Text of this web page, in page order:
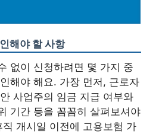
해야 할 사항
없이 신청하려면 몇 가지 중
해야 해요. 가장 먼저, 근로자
사업주의 임금 지급 여부와
기간 등을 꼼꼼히 살펴보셔야
개시일 이전에 고용보험 가